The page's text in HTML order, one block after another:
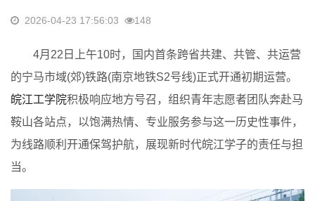
2026-04-23 17:56:03 148
4月22日上午10时，国内首条跨省共建、共管、共运营
的宁马市域(郊)铁路(南京地铁S2号线)正式开通初期运营。
皖江工学院积极响应地方号召，组织青年志愿者团队奔赴马
鞍山各站点，以饱满热情、专业服务参与这一历史性事件，
为线路顺利开通保驾护航，展现新时代皖江学子的责任与担
当。